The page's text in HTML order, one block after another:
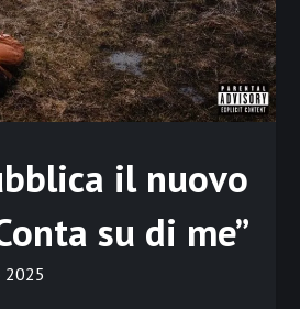
il nuovo
su di me”
2025